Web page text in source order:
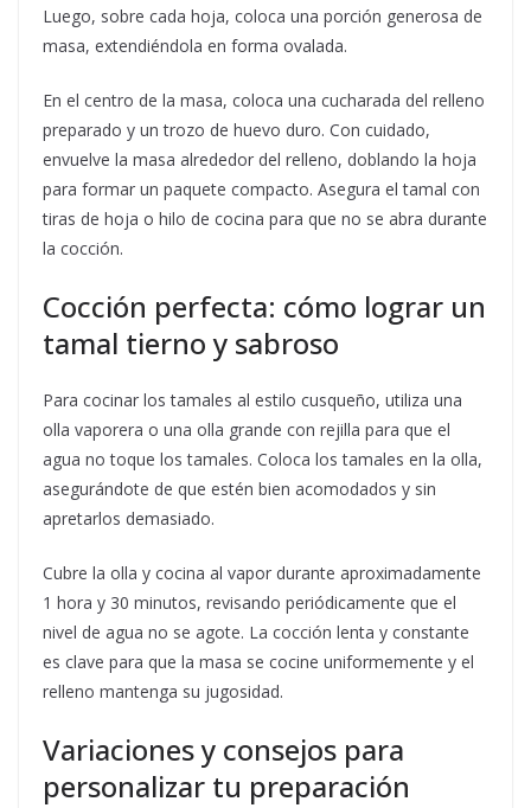
Luego, sobre cada hoja, coloca una porción generosa de
masa, extendiéndola en forma ovalada.
En el centro de la masa, coloca una cucharada del relleno
preparado y un trozo de huevo duro. Con cuidado,
envuelve la masa alrededor del relleno, doblando la hoja
para formar un paquete compacto. Asegura el tamal con
tiras de hoja o hilo de cocina para que no se abra durante
la cocción.
Cocción perfecta: cómo lograr un
tamal tierno y sabroso
Para cocinar los tamales al estilo cusqueño, utiliza una
olla vaporera o una olla grande con rejilla para que el
agua no toque los tamales. Coloca los tamales en la olla,
asegurándote de que estén bien acomodados y sin
apretarlos demasiado.
Cubre la olla y cocina al vapor durante aproximadamente
1 hora y 30 minutos, revisando periódicamente que el
nivel de agua no se agote. La cocción lenta y constante
es clave para que la masa se cocine uniformemente y el
relleno mantenga su jugosidad.
Variaciones y consejos para
personalizar tu preparación